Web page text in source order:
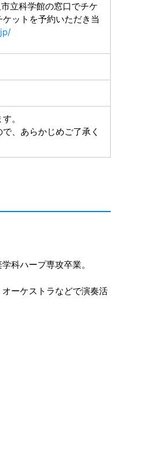
立科学館の窓口でチケ
ットを予約いただき当
。
、あらかじめご了承く
科ハープ専攻卒業。
ーケストラなどで演奏活